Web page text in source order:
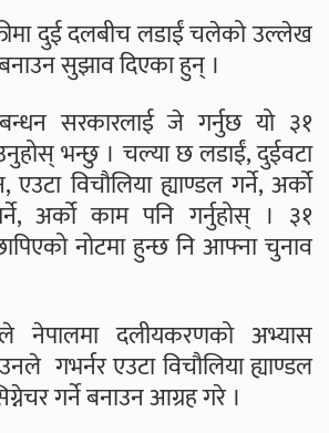
दुई दलबीच लडाईं चलेको उल्लेख
सुझाव दिएका हुन् ।
सरकारलाई जे गर्नुछ यो ३१
भन्छु । चल्या छ लडाईं, दुईवटा
विचौलिया ह्याण्डल गर्ने, अर्को
अर्को काम पनि गर्नुहोस् । ३१
नोटमा हुन्छ नि आफ्ना चुनाव
नेपालमा दलीयकरणको अभ्यास
गभर्नर एउटा विचौलिया ह्याण्डल
गर्ने बनाउन आग्रह गरे ।